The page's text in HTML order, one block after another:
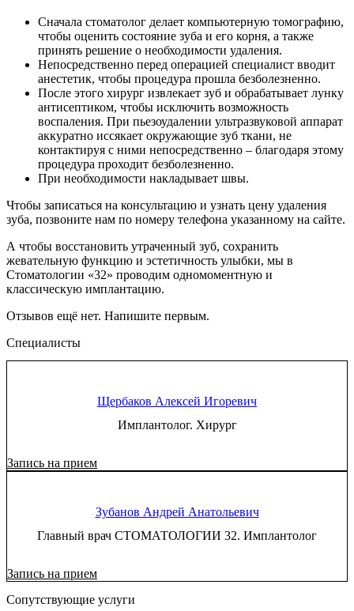
Сначала стоматолог делает компьютерную томографию,
чтобы оценить состояние зуба и его корня, а также
принять решение о необходимости удаления.
Непосредственно перед операцией специалист вводит
анестетик, чтобы процедура прошла безболезненно.
После этого хирург извлекает зуб и обрабатывает лунку
антисептиком, чтобы исключить возможность
воспаления. При пьезоудалении ультразвуковой аппарат
аккуратно иссякает окружающие зуб ткани, не
контактируя с ними непосредственно – благодаря этому
процедура проходит безболезненно.
При необходимости накладывает швы.
Чтобы записаться на консультацию и узнать цену удаления
зуба, позвоните нам по номеру телефона указанному на сайте.
А чтобы восстановить утраченный зуб, сохранить
жевательную функцию и эстетичность улыбки, мы в
Стоматологии «32» проводим одномоментную и
классическую имплантацию.
Отзывов ещё нет. Напишите первым.
Специалисты
Щербаков Алексей Игоревич
Имплантолог. Хирург
Запись на прием
Зубанов Андрей Анатольевич
Главный врач СТОМАТОЛОГИИ 32. Имплантолог
Запись на прием
Сопутствующие услуги